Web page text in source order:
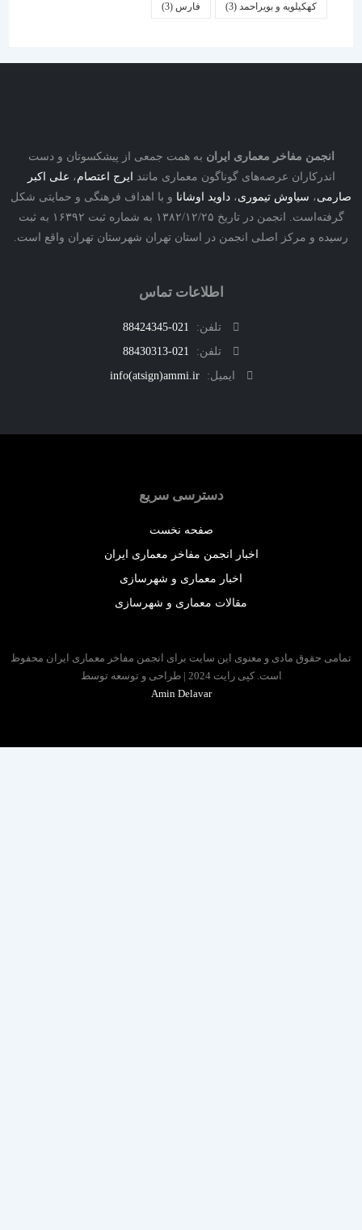
کهکیلویه و بویراحمد(3) فارس
مفاخر معماری ایرانبه همت جمعی از پیشکسوتان و دست
عرصه‌های گوناگون معماری مانندایرج اعتصام،علی اکبر
،سیاوش تیموری،داوید اوشاناو با اهداف فرهنگی و حمایتی شکل
گرفته‌است. انجمن در تاریخ ۱۳۸۲/۱۲/۲۵ به شماره ثبت ۱۶۳۹۲ به ثبت
و مرکز اصلی انجمن در استان تهران شهرستان تهران واقع است.
اطلاعات تماس
تلفن:
021-88424345
تلفن:
021-88430313
ایمیل:
info(atsign)ammi.ir
دسترسی سریع
صفحه نخست
اخبار انجمن مفاخر معماری ایران
اخبار معماری و شهرسازی
مقالات معماری و شهرسازی
حقوق مادی و معنوی این سایت برای انجمن مفاخر معماری ایران محفوظ
است. کپی رایت 2024 | طراحی و توسعه توسط
Amin Delavar